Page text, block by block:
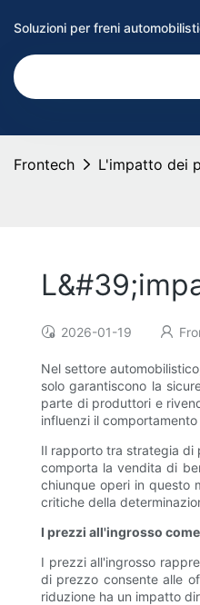
Soluzioni per freni
Frontech L'impatto dei
2026-01-19
Nel settore
solo garantiscono la
parte di produttori e
influenzi il
Il rapporto tra strategia di
comporta la vendita di
chiunque operi in questo
critiche della
I prezzi all'ingrosso
I prezzi all'ingrosso
di prezzo consente alle
riduzione ha un impatto